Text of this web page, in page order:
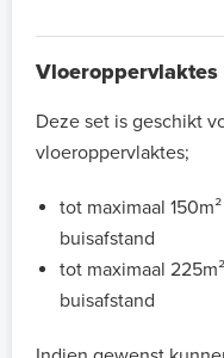
Vloeroppervlaktes
Deze set is geschikt
vloeroppervlaktes;
tot maximaal
buisafstand
tot maximaal
buisafstand